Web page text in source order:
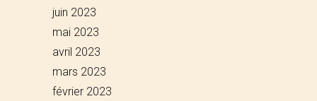
juin 2023
mai 2023
avril 2023
mars 2023
février 2023